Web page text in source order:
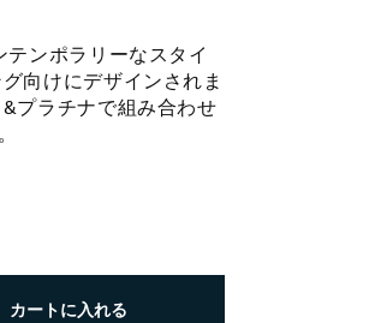
テンポラリーなスタイ
向けにデザインされま
プラチナで組み合わせ
カートに入れる